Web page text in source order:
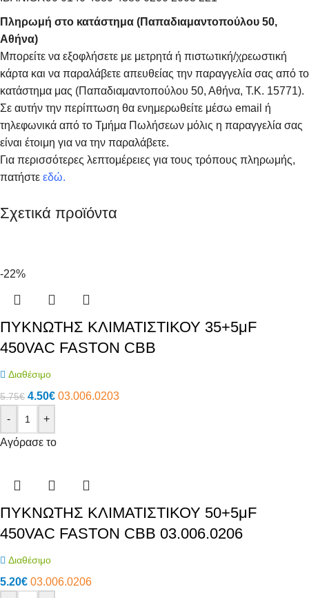
Πληρωμή στο κατάστημα (Παπαδιαμαντοπούλου 50,
Αθήνα)
Μπορείτε να εξοφλήσετε με μετρητά ή πιστωτική/χρεωστική
κάρτα και να παραλάβετε απευθείας την παραγγελία σας από το
κατάστημα μας (Παπαδιαμαντοπούλου 50, Αθήνα, Τ.Κ. 15771).
Σε αυτήν την περίπτωση θα ενημερωθείτε μέσω email ή
τηλεφωνικά από το Τμήμα Πωλήσεων μόλις η παραγγελία σας
είναι έτοιμη για να την παραλάβετε.
Για περισσότερες λεπτομέρειες για τους τρόπους πληρωμής,
πατήστε εδώ.
Σχετικά προϊόντα
-22%
ΠΥΚΝΩΤΗΣ ΚΛΙΜΑΤΙΣΤΙΚΟΥ 35+5μF
450VAC FASTON CBB
Διαθέσιμο
5.75€ 4.50€ 03.006.0203
-
+
Αγόρασε το
ΠΥΚΝΩΤΗΣ ΚΛΙΜΑΤΙΣΤΙΚΟΥ 50+5μF
450VAC FASTON CBB 03.006.0206
Διαθέσιμο
5.20€ 03.006.0206